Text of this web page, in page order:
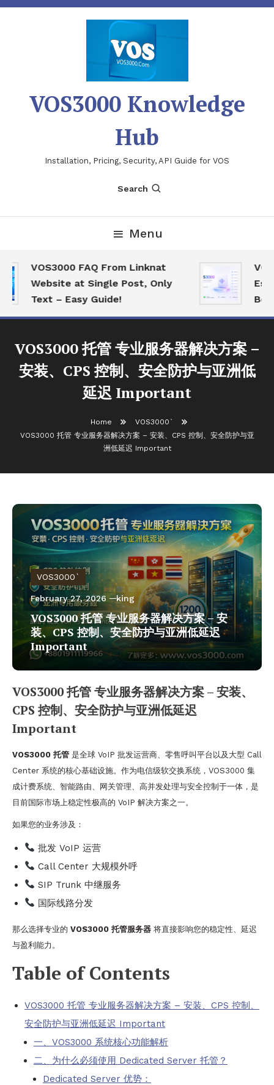
Skip
VOS3000 Knowledge
Hub
Installation, Pricing, Security, API Guide for VOS
Search
Menu
VOS3000 FAQ From Linknat
Website at Single Post, Only
Text – Easy Guide!
Best
VOS3000 托管 专业服务器解决方案 –
安装、CPS 控制、安全防护与亚洲低
延迟 Important
Home
VOS3000`
VOS3000 托管 专业服务器解决方案 – 安装、CPS 控制、安全防护与亚
洲低延迟 Important
VOS3000`
February 27, 2026 king
VOS3000 托管 专业服务器解决方案 – 安
装、CPS 控制、安全防护与亚洲低延迟
Important
VOS3000 托管 专业服务器解决方案 – 安装、
CPS 控制、安全防护与亚洲低延迟
Important
VOS3000 托管 是全球 VoIP 批发运营商、零售呼叫平台以及大型 Call
Center 系统的核心基础设施。作为电信级软交换系统，VOS3000 集
成计费系统、智能路由、网关管理、高并发处理与安全控制于一体，是
目前国际市场上稳定性极高的 VoIP 解决方案之一。
如果您的业务涉及：
批发 VoIP 运营
Call Center 大规模外呼
SIP Trunk 中继服务
国际线路分发
那么选择专业的 VOS3000 托管服务器 将直接影响您的稳定性、延迟
与盈利能力。
Table of Contents
VOS3000 托管 专业服务器解决方案 – 安装、CPS 控制、
安全防护与亚洲低延迟 Important
一、VOS3000 系统核心功能解析
二、为什么必须使用 Dedicated Server 托管？
Dedicated Server 优势：